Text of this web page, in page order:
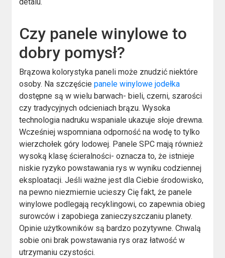
detalu.
Czy panele winylowe to
dobry pomysł?
Brązowa kolorystyka paneli może znudzić niektóre
osoby. Na szczęściepanele winylowe jodełka
dostępne są w wielu barwach- bieli, czerni, szarości
czy tradycyjnych odcieniach brązu. Wysoka
technologia nadruku wspaniale ukazuje słoje drewna.
Wcześniej wspomniana odporność na wodę to tylko
wierzchołek góry lodowej. Panele SPC mają również
wysoką klasę ścieralności- oznacza to, że istnieje
niskie ryzyko powstawania rys w wyniku codziennej
eksploatacji. Jeśli ważne jest dla Ciebie środowisko,
na pewno niezmiernie ucieszy Cię fakt, że panele
winylowe podlegają recyklingowi, co zapewnia obieg
surowców i zapobiega zanieczyszczaniu planety.
Opinie użytkowników są bardzo pozytywne. Chwalą
sobie oni brak powstawania rys oraz łatwość w
utrzymaniu czystości.